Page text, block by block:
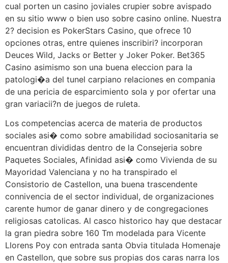
cual porten un casino joviales crupier sobre avispado
en su sitio www o bien uso sobre casino online. Nuestra
2? decision es PokerStars Casino, que ofrece 10
opciones otras, entre quienes inscribiri? incorporan
Deuces Wild, Jacks or Better y Joker Poker. Bet365
Casino asimismo son una buena eleccion para la
patologi�a del tunel carpiano relaciones en compania
de una pericia de esparcimiento sola y por ofertar una
gran variacii?n de juegos de ruleta.
Los competencias acerca de materia de productos
sociales asi� como sobre amabilidad sociosanitaria se
encuentran divididas dentro de la Consejeria sobre
Paquetes Sociales, Afinidad asi� como Vivienda de su
Mayoridad Valenciana y no ha transpirado el
Consistorio de Castellon, una buena trascendente
connivencia de el sector individual, de organizaciones
carente humor de ganar dinero y de congregaciones
religiosas catolicas. Al casco historico hay que destacar
la gran piedra sobre 160 Tm modelada para Vicente
Llorens Poy con entrada santa Obvia titulada Homenaje
en Castellon, que sobre sus propias dos caras narra los